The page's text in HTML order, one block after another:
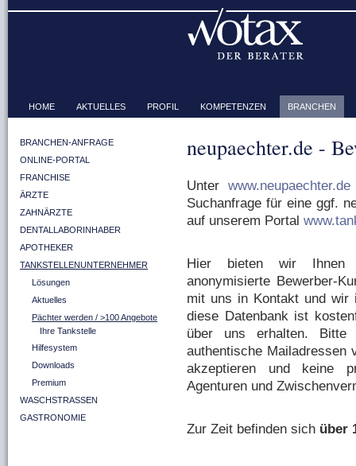
HOME AKTUELLES PROFIL KOMPETENZEN BRANCHEN
BRANCHEN-ANFRAGE
ONLINE-PORTAL
FRANCHISE
ÄRZTE
ZAHNÄRZTE
DENTALLABORINHABER
APOTHEKER
TANKSTELLENUNTERNEHMER
Lösungen
Aktuelles
Pächter werden / >100 Angebote
Ihre Tankstelle
Hilfesystem
Downloads
Premium
WASCHSTRASSEN
GASTRONOMIE
neupaechter.de -
Unterwww.neupaechter.de
Suchanfrage für eine ggf.
auf unserem Portal
Hier bieten wir Ihnen
anonymisierte Bewerber-
mit uns in Kontakt und wir
diese Datenbank ist
über uns erhalten.
authentische Mailadressen
akzeptieren und keine
Agenturen und
Zur Zeit befinden sich über